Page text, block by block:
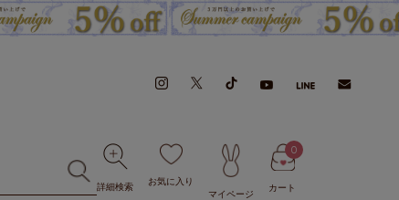
詳細検索
お気に入り
マイページ
カート
0